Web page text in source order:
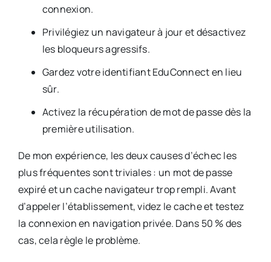
connexion.
Privilégiez un navigateur à jour et désactivez
les bloqueurs agressifs.
Gardez votre identifiant EduConnect en lieu
sûr.
Activez la récupération de mot de passe dès la
première utilisation.
De mon expérience, les deux causes d’échec les
plus fréquentes sont triviales : un mot de passe
expiré et un cache navigateur trop rempli. Avant
d’appeler l’établissement, videz le cache et testez
la connexion en navigation privée. Dans 50 % des
cas, cela règle le problème.